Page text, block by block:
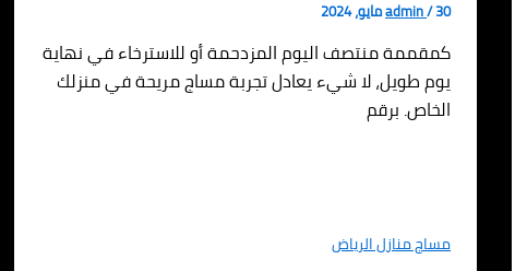
admin/30 مايو، 2024
كمقممة منتصف اليوم المزدحمة أو للاسترخاء في نهاية
يوم طويل، لا شيء يعادل تجربة مساج مريحة في منزلك
الخاص. برقم
مساج منازل الرياض